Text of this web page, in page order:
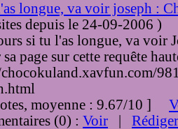
longue, va voir joseph :
depuis le 24-09-2006 )
si tu l'as longue, va voir
sa page sur cette requête
moyenne : 9.67/10 ]
(0) : Voir Rédiger